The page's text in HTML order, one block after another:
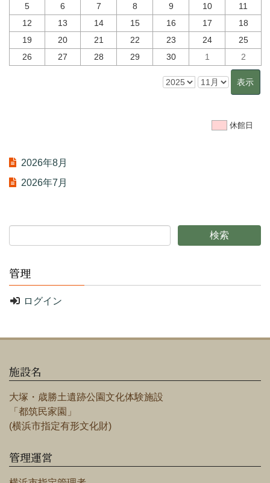
5
6 7 8 9 10
11
12
13 14 15 16 17
18
19
20 21 22 23 24
25
26
27 28 29 30 1 2
休館日
2026年8月
2026年7月
管理
ログイン
施設名
大塚・歳勝土遺跡公園文化体験施設
「都筑民家園」
(横浜市指定有形文化財)
管理運営